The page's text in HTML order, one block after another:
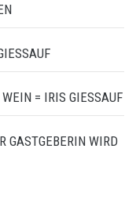
= IRIS GIESSAUF
GASTGEBERIN WIRD